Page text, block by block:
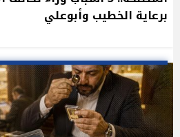
برعاية الخطيب وأبوعلي